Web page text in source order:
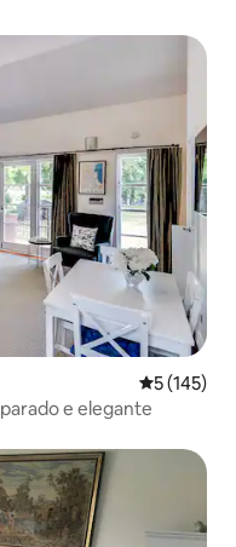
5 de uma
5 (145)
e elegante